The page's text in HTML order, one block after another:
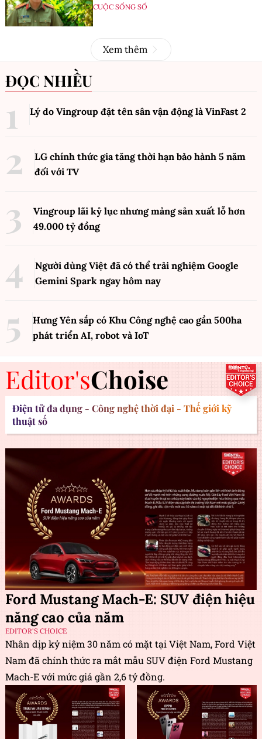
CUỘC SỐNG SỐ
Xem thêm
ĐỌC NHIỀU
Lý do Vingroup đặt tên sân vận động là VinFast 2
LG chính thức gia tăng thời hạn bảo hành 5 năm
đối với TV
Vingroup lãi kỷ lục nhưng mảng sản xuất lỗ hơn
49.000 tỷ đồng
Người dùng Việt đã có thể trải nghiệm Google
Gemini Spark ngay hôm nay
Hưng Yên sắp có Khu Công nghệ cao gần 500ha
phát triển AI, robot và IoT
Editor'sChoise
Điện tử đa dụng - Công nghệ thời đại - Thế giới kỹ
thuật số
Ford Mustang Mach-E: SUV điện hiệu
năng cao của năm
EDITOR'S CHOICE
Nhân dịp kỷ niệm 30 năm có mặt tại Việt Nam, Ford Việt
Nam đã chính thức ra mắt mẫu SUV điện Ford Mustang
Mach-E với mức giá gần 2,6 tỷ đồng.